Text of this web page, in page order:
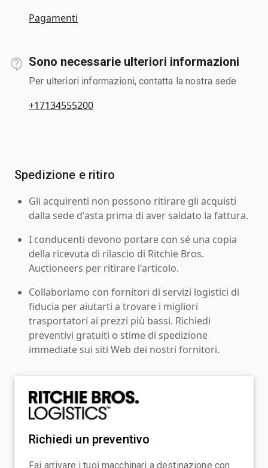
Pagamenti
Sono necessarie ulteriori informazioni
Per ulteriori informazioni, contatta la nostra sede
+17134555200
Spedizione e ritiro
Gli acquirenti non possono ritirare gli acquisti
dalla sede d'asta prima di aver saldato la fattura.
I conducenti devono portare con sé una copia
della ricevuta di rilascio di Ritchie Bros.
Auctioneers per ritirare l'articolo.
Collaboriamo con fornitori di servizi logistici di
fiducia per aiutarti a trovare i migliori
trasportatori ai prezzi più bassi. Richiedi
preventivi gratuiti o stime di spedizione
immediate sui siti Web dei nostri fornitori.
Richiedi un preventivo
Fai arrivare i tuoi macchinari a destinazione con